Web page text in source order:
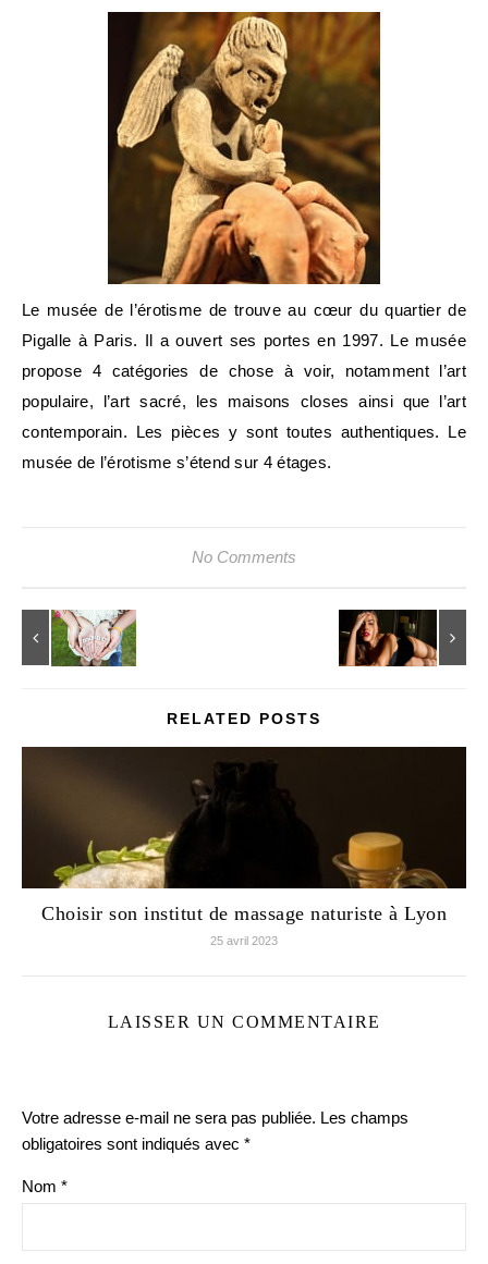
Le musée de l’érotisme de trouve au cœur du quartier de
Pigalle à Paris. Il a ouvert ses portes en 1997. Le musée
propose 4 catégories de chose à voir, notamment l’art
populaire, l’art sacré, les maisons closes ainsi que l’art
contemporain. Les pièces y sont toutes authentiques. Le
musée de l’érotisme s’étend sur 4 étages.
No Comments
RELATED POSTS
Choisir son institut de massage naturiste à Lyon
25 avril 2023
LAISSER UN COMMENTAIRE
Votre adresse e-mail ne sera pas publiée. Les champs
obligatoires sont indiqués avec *
Nom *